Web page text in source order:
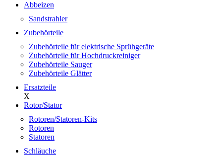
Abbeizen
Sandstrahler
Zubehörteile
Zubehörteile für elektrische Sprühgeräte
Zubehörteile für Hochdruckreiniger
Zubehörteile Sauger
Zubehörteile Glätter
Ersatzteile
X
Rotor/Stator
Rotoren/Statoren-Kits
Rotoren
Statoren
Schläuche